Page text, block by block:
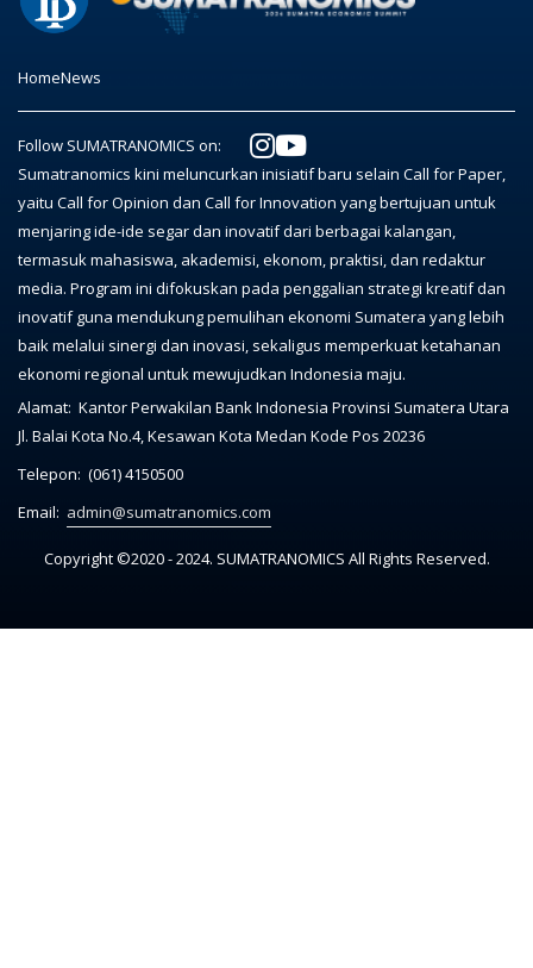
HomeNews
Follow SUMATRANOMICS on:
Sumatranomics kini meluncurkan inisiatif baru selain Call for Paper,
yaitu Call for Opinion dan Call for Innovation yang bertujuan untuk
menjaring ide-ide segar dan inovatif dari berbagai kalangan,
termasuk mahasiswa, akademisi, ekonom, praktisi, dan redaktur
media. Program ini difokuskan pada penggalian strategi kreatif dan
inovatif guna mendukung pemulihan ekonomi Sumatera yang lebih
baik melalui sinergi dan inovasi, sekaligus memperkuat ketahanan
ekonomi regional untuk mewujudkan Indonesia maju.
Alamat: Kantor Perwakilan Bank Indonesia Provinsi Sumatera Utara
Jl. Balai Kota No.4, Kesawan Kota Medan Kode Pos 20236
Telepon: (061) 4150500
Email: admin@sumatranomics.com
Copyright ©2020 - 2024. SUMATRANOMICS All Rights Reserved.